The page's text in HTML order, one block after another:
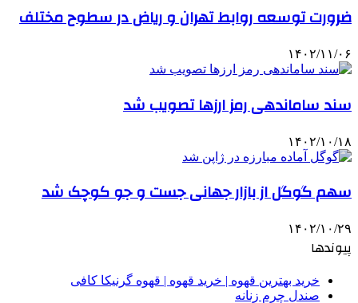
ضرورت توسعه روابط تهران و ریاض در سطوح مختلف
۱۴۰۲/۱۱/۰۶
سند ساماندهی رمز ارزها تصویب شد
۱۴۰۲/۱۰/۱۸
سهم گوگل از بازار جهانی جست و جو کوچک شد
۱۴۰۲/۱۰/۲۹
پیوندها
خرید بهترین قهوه | خرید قهوه | قهوه گرنیکا کافی
صندل چرم زنانه